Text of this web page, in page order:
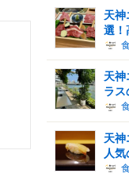
天
選！
天
ラ
天神
人